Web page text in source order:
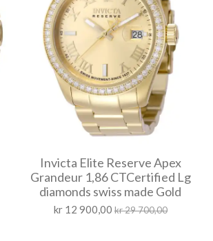
Invicta Elite Reserve Apex
Grandeur 1,86 CTCertified Lg
diamonds swiss made Gold
kr 12 900,00 kr 29 700,00